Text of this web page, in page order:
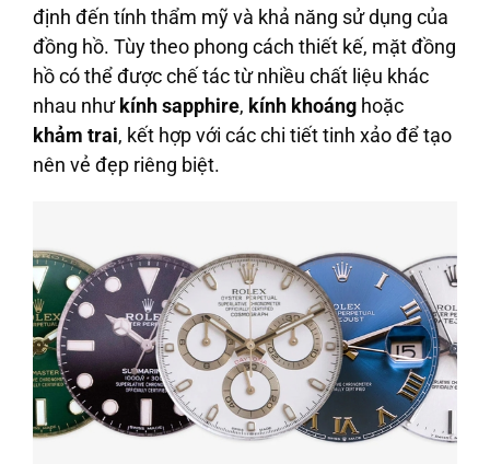
định đến tính thẩm mỹ và khả năng sử dụng của
đồng hồ. Tùy theo phong cách thiết kế, mặt đồng
hồ có thể được chế tác từ nhiều chất liệu khác
nhau nhưkính sapphire, kính khoáng hoặc
khảm trai, kết hợp với các chi tiết tinh xảo để tạo
nên vẻ đẹp riêng biệt.